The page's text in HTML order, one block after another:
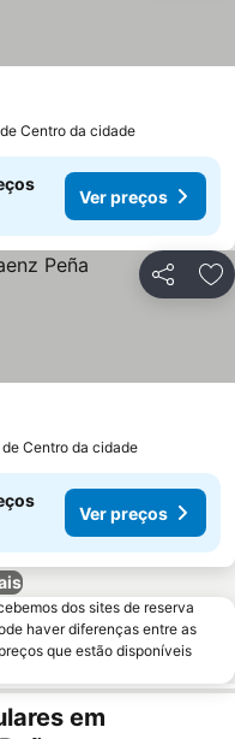
Centro da cidade
Ver preços
Partilhar
Centro da cidade
Ver preços
dos sites de reserva
haver diferenças entre as
que estão disponíveis
em